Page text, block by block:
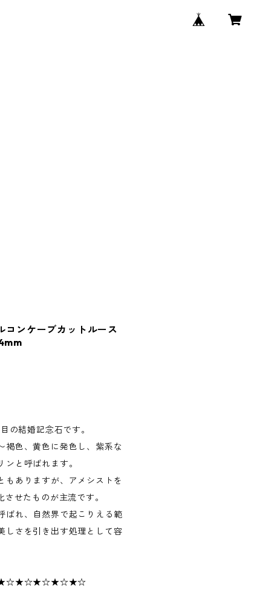
コンケーブカットルース
の結婚記念石です。
褐色、黄色に発色し、紫系な
と呼ばれます。
もありますが、アメシストを
せたものが主流です。
ばれ、自然界で起こりえる範
しさを引き出す処理として容